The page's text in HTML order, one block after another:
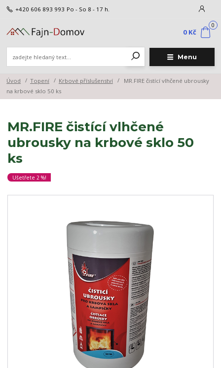
Menu
+420 606 893 993 Po - So 8 - 17 h.
0
0 Kč
Úvod Topení Krbové příslušenství
MR.FIRE čistící vlhčené ubrousky
na krbové sklo 50 ks
MR.FIRE čistící vlhčené
ubrousky na krbové sklo 50
ks
Ušetřete 2 %!